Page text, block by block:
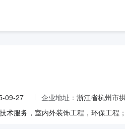
09-27 企业地址： 浙江省杭州市